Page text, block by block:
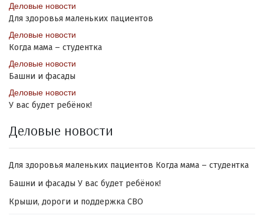
Деловые новости
Для здоровья маленьких пациентов
Деловые новости
Когда мама – студентка
Деловые новости
Башни и фасады
Деловые новости
У вас будет ребёнок!
Деловые новости
Для здоровья маленьких пациентов Когда мама – студентка
Башни и фасады У вас будет ребёнок!
Крыши, дороги и поддержка СВО